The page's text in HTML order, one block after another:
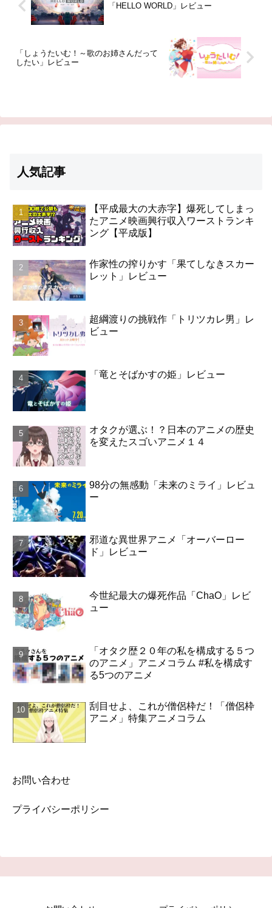
「HELLO WORLD」レビュー
「しょうたいむ！～歌のお姉さんだって
したい」レビュー
人気記事
【平成最大の大赤字】爆死してしまっ
たアニメ映画興行収入ワーストランキ
ング【平成版】
作家性の搾りかす「果てしなきスカー
レット」レビュー
超綱渡りの挑戦作「トリツカレ男」レ
ビュー
「竜とそばかすの姫」レビュー
オタクが選ぶ！？日本のアニメの歴史
を変えたスゴいアニメ１４
98分の無感動「未来のミライ」レビュ
ー
邪道な異世界アニメ「オーバーロー
ド」レビュー
今世紀最大の爆死作品「ChaO」レビ
ュー
「オタク歴２０年の私を構成する５つ
のアニメ」アニメコラム #私を構成す
る5つのアニメ
刮目せよ、これが僧侶枠だ！「僧侶枠
アニメ」特集アニメコラム
お問い合わせ
プライバシーポリシー